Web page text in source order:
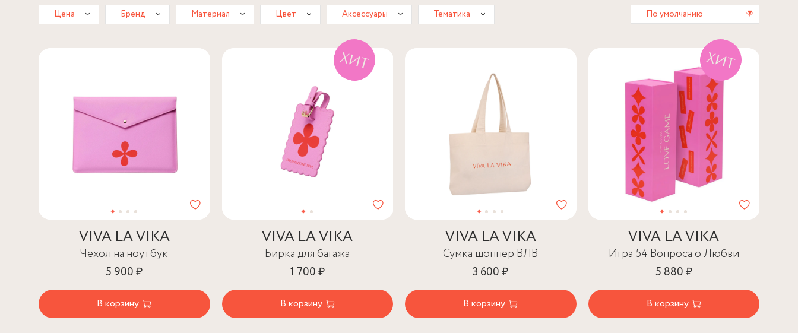
Цена Бренд Материал Цвет Аксессуары Тематика По умолчанию ▾
VIVA LA VIKA
Чехол на ноутбук
5 900 ₽
В корзину
VIVA LA VIKA
Бирка для багажа
1 700 ₽
В корзину
VIVA LA VIKA
Сумка шоппер ВЛВ
3 600 ₽
В корзину
VIVA LA VIKA
Игра 54 Вопроса о Любви
5 880 ₽
В корзину